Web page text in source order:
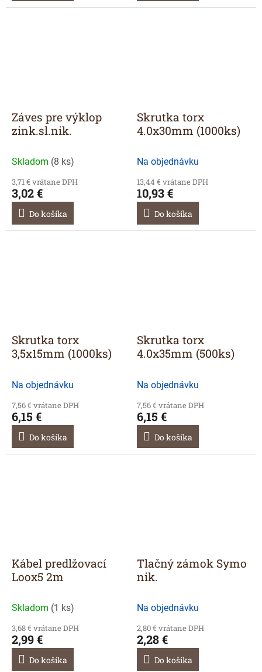
Záves pre výklop
zink.sl.nik.
Skladom (8 ks)
3,71 € vrátane DPH
3,02 €
Do košíka
Skrutka torx
4.0x30mm (1000ks)
Na objednávku
13,44 € vrátane DPH
10,93 €
Do košíka
Skrutka torx
3,5x15mm (1000ks)
Na objednávku
7,56 € vrátane DPH
6,15 €
Do košíka
Skrutka torx
4.0x35mm (500ks)
Na objednávku
7,56 € vrátane DPH
6,15 €
Do košíka
Kábel predlžovací
Loox5 2m
Skladom (1 ks)
3,68 € vrátane DPH
2,99 €
Do košíka
Tlačný zámok Symo
nik.
Na objednávku
2,80 € vrátane DPH
2,28 €
Do košíka